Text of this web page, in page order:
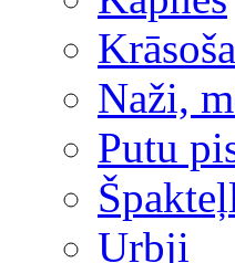
Naži,
Putu
Urbji